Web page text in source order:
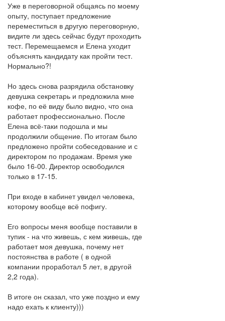
Уже в переговорной общаясь по моему
опыту, поступает предложение
переместиться в другую переговорную,
видите ли здесь сейчас будут проходить
тест. Перемещаемся и Елена уходит
объяснять кандидату как пройти тест.
Нормально?!
Но здесь снова разрядила обстановку
девушка секретарь и предложила мне
кофе, по её виду было видно, что она
работает профессионально. После
Елена всё-таки подошла и мы
продолжили общение. По итогам было
предложено пройти собеседование и с
директором по продажам. Время уже
было 16-00. Директор освободился
только в 17-15.
При входе в кабинет увидел человека,
которому вообще всё пофигу.
Его вопросы меня вообще поставили в
тупик - на что живешь, с кем живешь, где
работает моя девушка, почему нет
постоянства в работе ( в одной
компании проработал 5 лет, в другой
2,2 года).
В итоге он сказал, что уже поздно и ему
надо ехать к клиенту)))